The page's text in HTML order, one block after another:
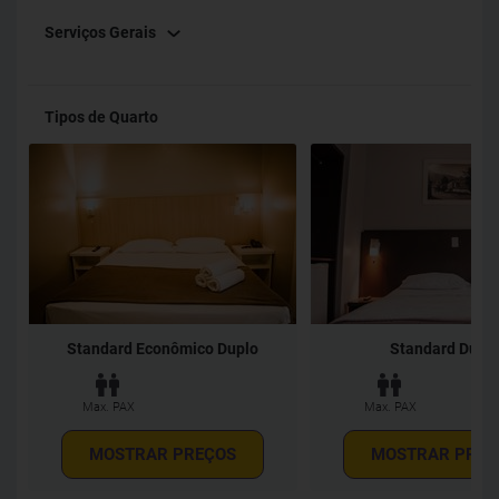
Serviços Gerais
Tipos de Quarto
Standard Econômico Duplo
Max. PAX
MOSTRAR PREÇOS
Standard Duplo
Max. PAX
MOSTRAR